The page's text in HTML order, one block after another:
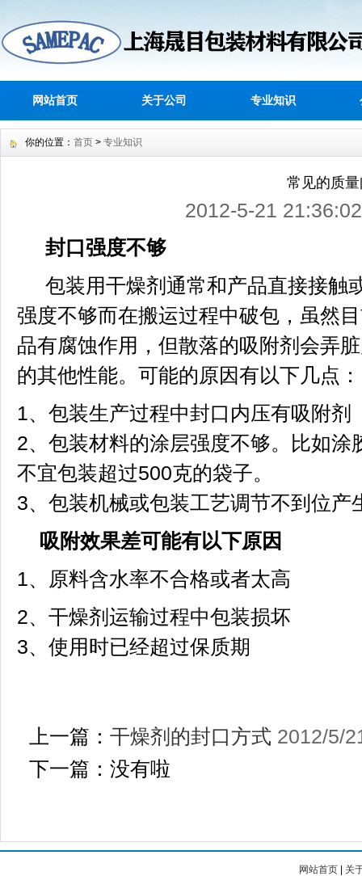
网站首页 关于公司 专业知识
你的位置： 首页 > 专业知识
常见的质
2012-5-21
封口强度不够
包装用干燥剂通常和产品直接接触
强度不够而在搬运过程中破包，虽然
品有腐蚀作用，但散落的吸附剂会弄
的其他性能。可能的原因有以下几点：
1、包装生产过程中封口内压有吸附剂
2、包装材料的涂层强度不够。比如
不宜包装超过500克的袋子。
3、包装机械或包装工艺调节不到位产
吸附效果差可能有以下原因
1、原料含水率不合格或者太高
2、干燥剂运输过程中包装损坏
3、使用时已经超过保质期
上一篇： 干燥剂的封口方式 2012/5/
下一篇：没有啦
网站首页
关